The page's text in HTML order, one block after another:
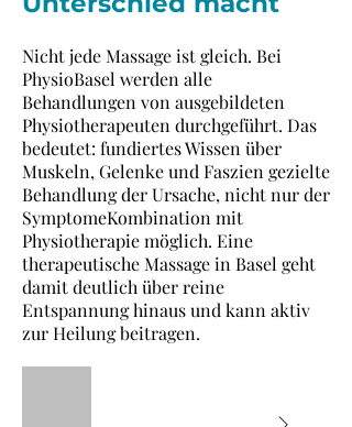
Nicht jede Massage ist gleich. Bei
PhysioBasel werden alle
Behandlungen von ausgebildeten
Physiotherapeuten durchgeführt. Das
bedeutet: fundiertes Wissen über
Muskeln, Gelenke und Faszien gezielte
Behandlung der Ursache, nicht nur der
SymptomeKombination mit
Physiotherapie möglich. Eine
therapeutische Massage in Basel geht
damit deutlich über reine
Entspannung hinaus und kann aktiv
zur Heilung beitragen.